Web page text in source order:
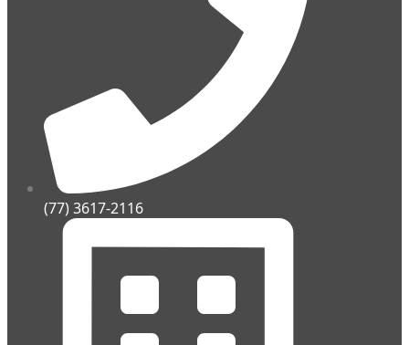
(77) 3617-2116